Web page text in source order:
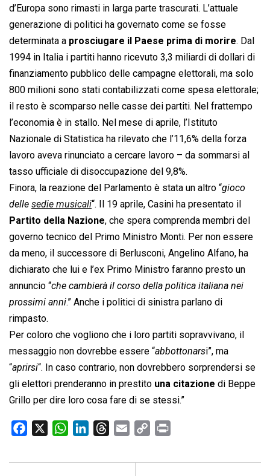
d’Europa sono rimasti in larga parte trascurati. L’attuale
generazione di politici ha governato come se fosse
determinata a prosciugare il Paese prima di morire. Dal
1994 in Italia i partiti hanno ricevuto 3,3 miliardi di dollari di
finanziamento pubblico delle campagne elettorali, ma solo
800 milioni sono stati contabilizzati come spesa elettorale;
il resto è scomparso nelle casse dei partiti. Nel frattempo
l’economia è in stallo. Nel mese di aprile, l’Istituto
Nazionale di Statistica ha rilevato che l’11,6% della forza
lavoro aveva rinunciato a cercare lavoro – da sommarsi al
tasso ufficiale di disoccupazione del 9,8%.
Finora, la reazione del Parlamento è stata un altro “gioco
delle sedie musicali“. Il 19 aprile, Casini ha presentato il
Partito della Nazione, che spera comprenda membri del
governo tecnico del Primo Ministro Monti. Per non essere
da meno, il successore di Berlusconi, Angelino Alfano, ha
dichiarato che lui e l’ex Primo Ministro faranno presto un
annuncio “che cambierà il corso della politica italiana nei
prossimi anni.” Anche i politici di sinistra parlano di
rimpasto.
Per coloro che vogliono che i loro partiti sopravvivano, il
messaggio non dovrebbe essere “abbottonarsi”, ma
“aprirsi“. In caso contrario, non dovrebbero sorprendersi se
gli elettori prenderanno in prestito una citazione di Beppe
Grillo per dire loro cosa fare di se stessi.”
c
W
a
n
r
a
p
i